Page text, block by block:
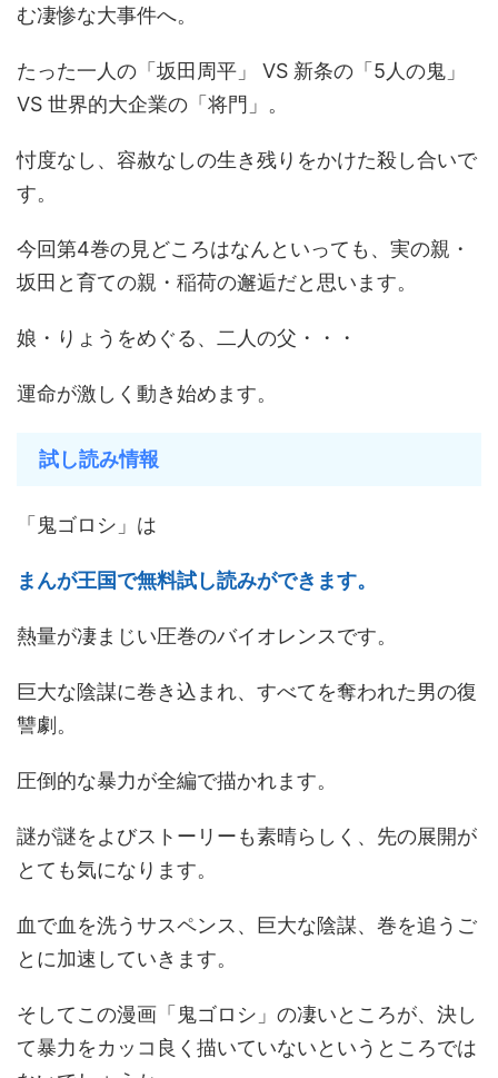
む凄惨な大事件へ。
たった一人の「坂田周平」 VS 新条の「5人の鬼」
VS 世界的大企業の「将門」。
忖度なし、容赦なしの生き残りをかけた殺し合いで
す。
今回第4巻の見どころはなんといっても、実の親・
坂田と育ての親・稲荷の邂逅だと思います。
娘・りょうをめぐる、二人の父・・・
運命が激しく動き始めます。
試し読み情報
「鬼ゴロシ」は
まんが王国で無料試し読みができます。
熱量が凄まじい圧巻のバイオレンスです。
巨大な陰謀に巻き込まれ、すべてを奪われた男の復
讐劇。
圧倒的な暴力が全編で描かれます。
謎が謎をよびストーリーも素晴らしく、先の展開が
とても気になります。
血で血を洗うサスペンス、巨大な陰謀、巻を追うご
とに加速していきます。
そしてこの漫画「鬼ゴロシ」の凄いところが、決し
て暴力をカッコ良く描いていないというところでは